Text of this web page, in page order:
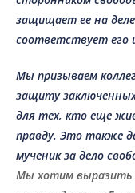
защищает ее на
соответствует его
Мы призываем
защиту
для тех, кто еще
правду. Это также
мученик за дело
Мы хотим выразить